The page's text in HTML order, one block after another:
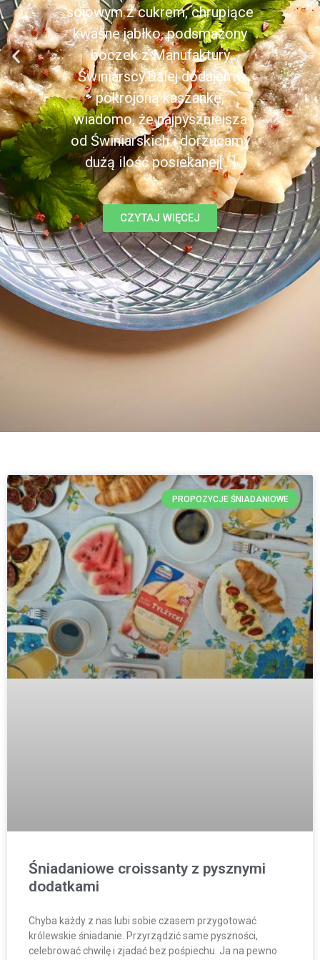
sojowym z cukrem, chrupiące
kwaśne jabłko, podsmażony
boczek z Manufaktury
Świniarscy.Dalej dodajemy
pokrojoną kaszankę,
wiadomo, że najpyszniejsza
od Świniarskich i dorzucamy
dużą ilość posiekanej[...]
CZYTAJ WIĘCEJ
PROPOZYCJE ŚNIADANIOWE
Śniadaniowe croissanty z pysznymi
dodatkami
Chyba każdy z nas lubi sobie czasem przygotować
królewskie śniadanie. Przyrządzić same pyszności,
celebrować chwilę i zjadać bez pośpiechu. Ja na pewno